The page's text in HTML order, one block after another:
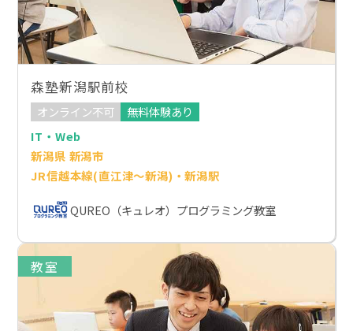
森塾新潟駅前校
オンライン不可
無料体験あり
IT・Web
新潟県 新潟市
JR信越本線(直江津～新潟)・新潟駅
QUREO（キュレオ）プログラミング教室
教室